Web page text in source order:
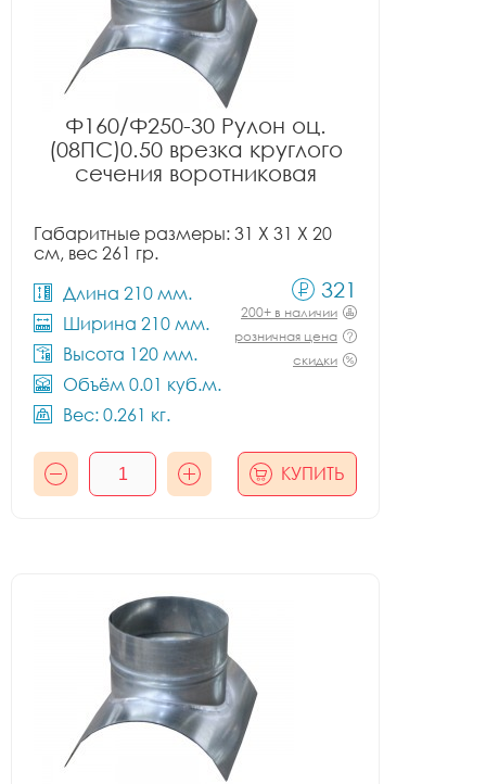
Ф160/Ф250-30 Рулон оц.
(08ПС)0.50 врезка круглого
сечения воротниковая
Габаритные размеры: 31 X 31 X 20
см, вес 261 гр.
Длина 210 мм.
Ширина 210 мм.
Высота 120 мм.
Объём 0.01 куб.м.
Вес: 0.261 кг.
321
200+ в наличии
розничная цена
скидки
КУПИТЬ